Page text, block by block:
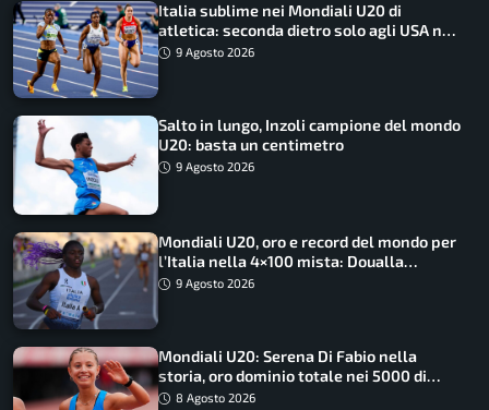
Italia sublime nei Mondiali U20 di
atletica: seconda dietro solo agli USA nel
medagliere
9 Agosto 2026
Salto in lungo, Inzoli campione del mondo
U20: basta un centimetro
9 Agosto 2026
Mondiali U20, oro e record del mondo per
l’Italia nella 4×100 mista: Doualla
straordinaria
9 Agosto 2026
Mondiali U20: Serena Di Fabio nella
storia, oro dominio totale nei 5000 di
marcia
8 Agosto 2026